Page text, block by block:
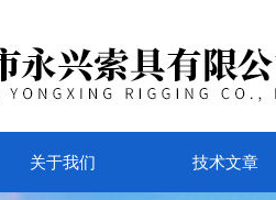
关于我们 技术文章